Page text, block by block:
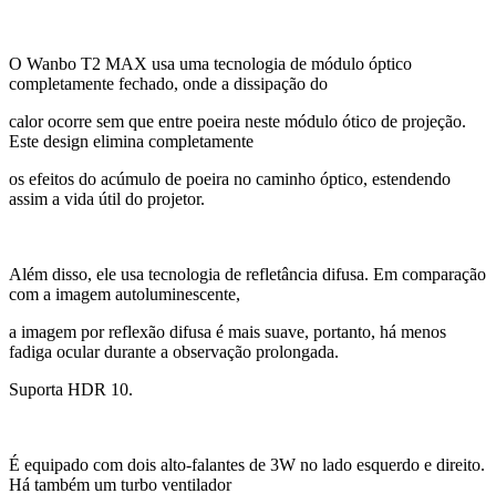
O Wanbo T2 MAX usa uma tecnologia de módulo óptico
completamente fechado, onde a dissipação do
calor ocorre sem que entre poeira neste módulo ótico de projeção.
Este design elimina completamente
os efeitos do acúmulo de poeira no caminho óptico, estendendo
assim a vida útil do projetor.
Além disso, ele usa tecnologia de refletância difusa. Em comparação
com a imagem autoluminescente,
a imagem por reflexão difusa é mais suave, portanto, há menos
fadiga ocular durante a observação prolongada.
Suporta HDR 10.
É equipado com dois alto-falantes de 3W no lado esquerdo e direito.
Há também um turbo ventilador